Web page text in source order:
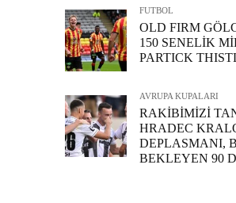
FUTBOL
OLD FIRM
150 SENELİK
PARTICK
AVRUPA KUPALARI
RAKİBİMİZİ
HRADEC
DEPLASMANI,
BEKLEYEN 90